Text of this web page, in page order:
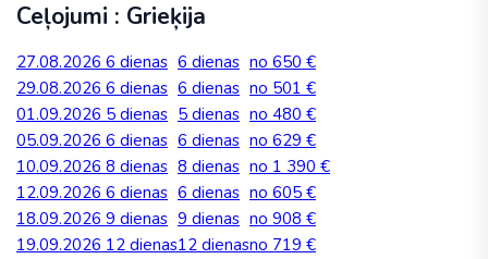
Ceļojumi : Grieķija
27.08.2026 6 dienas 6 dienas no 650 €
29.08.2026 6 dienas 6 dienas no 501 €
01.09.2026 5 dienas 5 dienas no 480 €
05.09.2026 6 dienas 6 dienas no 629 €
10.09.2026 8 dienas 8 dienas no 1 390 €
12.09.2026 6 dienas 6 dienas no 605 €
18.09.2026 9 dienas 9 dienas no 908 €
19.09.2026 12 dienas12 dienasno 719 €